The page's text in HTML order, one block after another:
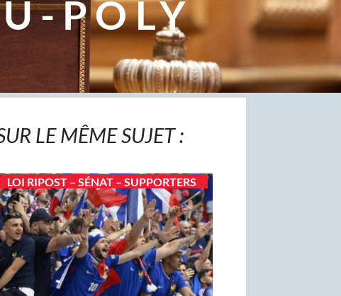
POLY
LE MÊME SUJET :
LOI RIPOST – SÉNAT – SUPPORTERS